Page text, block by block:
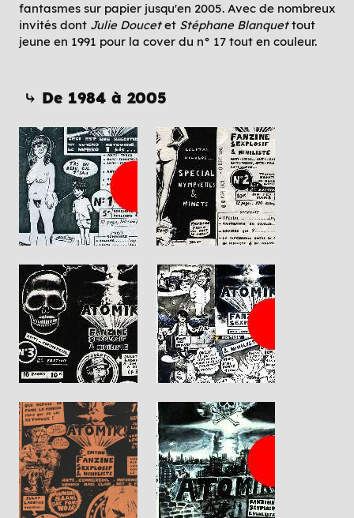
fantasmes sur papier jusqu'en 2005. Avec de nombreux
invités dont Julie Doucetet Stéphane Blanquettout
jeune en 1991 pour la cover du n° 17 tout en couleur.
⤷ De 1984 à 2005